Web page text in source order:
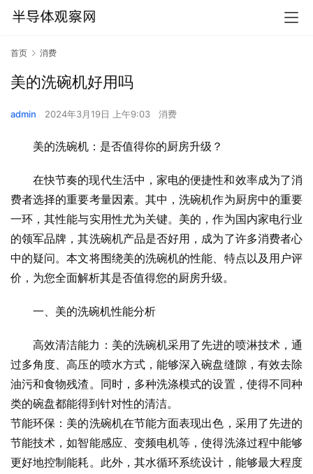
首页 消费
美的洗碗机好用吗
admin 2024年3月19日 上午9:03 消费
美的洗碗机：是否值得你的厨房升级？
在快节奏的现代生活中，家电的便捷性和效率成为了消
费者选择的重要考量因素。其中，洗碗机作为厨房中的重要
一环，其性能与实用性尤为关键。美的，作为国内家电行业
的领军品牌，其洗碗机产品是否好用，成为了许多消费者心
中的疑问。本文将围绕美的洗碗机的性能、特点以及用户评
价，为您全面解析其是否值得您的厨房升级。
一、美的洗碗机性能分析
高效清洁能力：美的洗碗机采用了先进的喷淋技术，通
过多角度、高压的喷水方式，能够深入碗盘缝隙，有效去除
油污和食物残渣。同时，多种洗涤模式的设置，使得不同种
类的碗盘都能得到针对性的清洁。
节能环保：美的洗碗机在节能方面表现出色，采用了先进的
节能技术，如智能感应、变频电机等，使得洗涤过程中能够
更好地控制能耗。此外，其水循环系统设计，能够最大程度